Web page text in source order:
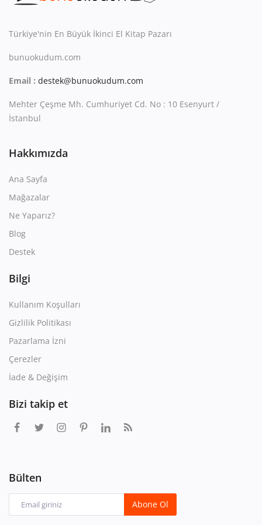
Kitaplığım
Destek Merkezi
Mağazalar
Blog
İletişim
Türkiye'nin En Büyük İkinci El Kitap Pazarı
bunuokudum.com
Email : destek@bunuokudum.com
Mehter Çeşme Mh. Cumhuriyet Cd. No : 10 Esenyurt /
İstanbul
Hakkımızda
Ana Sayfa
Mağazalar
Ne Yaparız?
Blog
Destek
Bilgi
Kullanım Koşulları
Gizlilik Politikası
Pazarlama İzni
Çerezler
İade & Değişim
Bizi takip et
Bülten
Abone Ol